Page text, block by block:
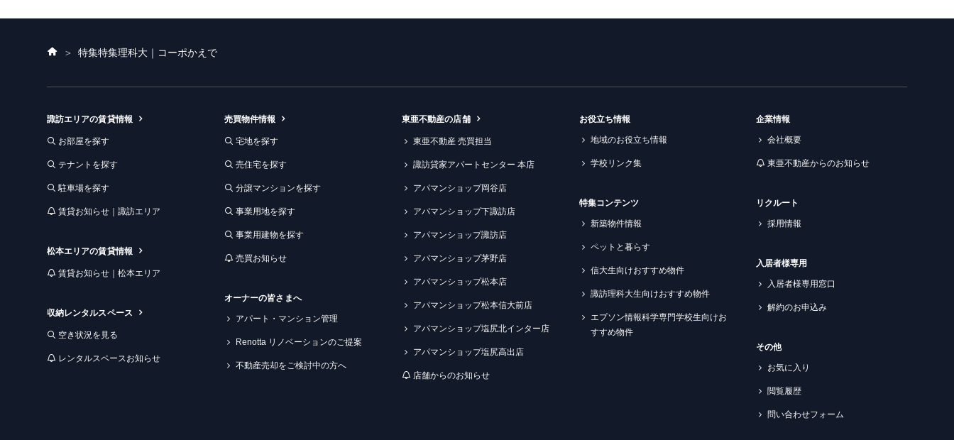
ホ
ム
特集特集理科大｜コーポかえで
諏訪エリアの賃貸情報
お部屋を探す
テナントを探す
駐車場を探す
賃貸お知らせ｜諏訪エリア
松本エリアの賃貸情報
賃貸お知らせ｜松本エリア
収納レンタルスペース
空き状況を見る
レンタルスペースお知らせ
売買物件情報
宅地を探す
売住宅を探す
分譲マンションを探す
事業用地を探す
事業用建物を探す
売買お知らせ
オーナーの皆さまへ
アパート・マンション管理
Renotta リノベーションのご提案
不動産売却をご検討中の方へ
東亜不動産の店舗
東亜不動産 売買担当
諏訪貸家アパートセンター 本店
アパマンショップ岡谷店
アパマンショップ下諏訪店
アパマンショップ諏訪店
アパマンショップ茅野店
アパマンショップ松本店
アパマンショップ松本信大前店
アパマンショップ塩尻北インター店
アパマンショップ塩尻高出店
店舗からのお知らせ
お役立ち情報
地域のお役立ち情報
学校リンク集
特集コンテンツ
新築物件情報
ペットと暮らす
信大生向けおすすめ物件
諏訪理科大生向けおすすめ物件
エプソン情報科学専門学校生向けお
すすめ物件
企業情報
会社概要
東亜不動産からのお知らせ
リクルート
採用情報
入居者様専用
入居者様専用窓口
解約のお申込み
その他
お気に入り
閲覧履歴
問い合わせフォーム